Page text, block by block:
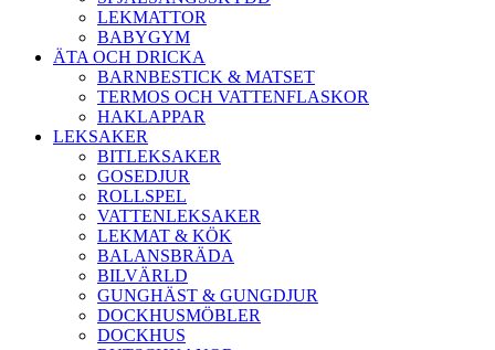
LEKMATTOR
BABYGYM
ÄTA OCH DRICKA
BARNBESTICK & MATSET
TERMOS OCH VATTENFLASKOR
HAKLAPPAR
LEKSAKER
BITLEKSAKER
GOSEDJUR
ROLLSPEL
VATTENLEKSAKER
LEKMAT & KÖK
BALANSBRÄDA
BILVÄRLD
GUNGHÄST & GUNGDJUR
DOCKHUSMÖBLER
DOCKHUS